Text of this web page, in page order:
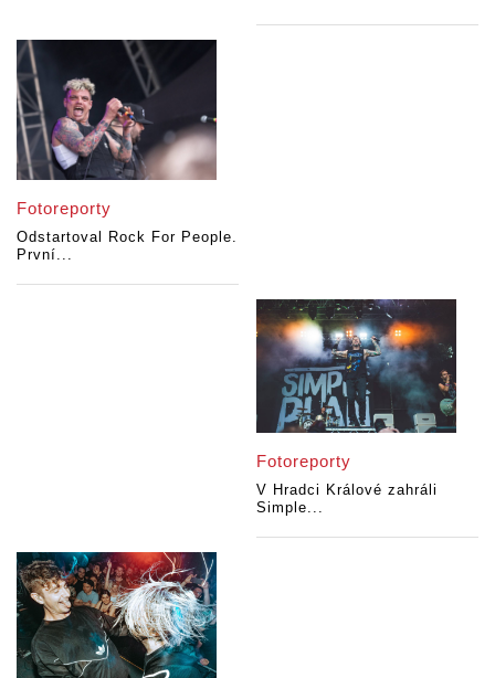
Fotoreporty
Odstartoval Rock For People.
První...
Fotoreporty
V Hradci Králové zahráli
Simple...